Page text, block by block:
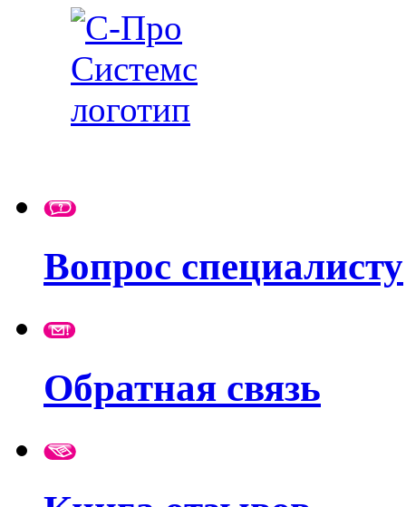
Вопрос специалисту
Обратная связь